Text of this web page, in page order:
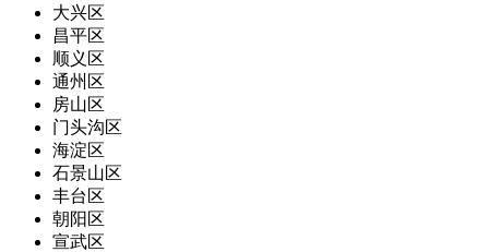
大兴区
昌平区
顺义区
通州区
房山区
门头沟区
海淀区
石景山区
丰台区
朝阳区
宣武区